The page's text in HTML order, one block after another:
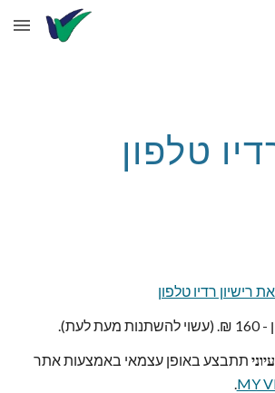
Skip to main content
טלפון
רישיון רדיו טלפון
לעת).
MY
.